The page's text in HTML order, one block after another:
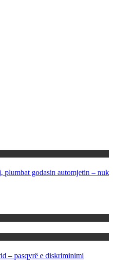
plumbat godasin automjetin – nuk
– pasqyrë e diskriminimi